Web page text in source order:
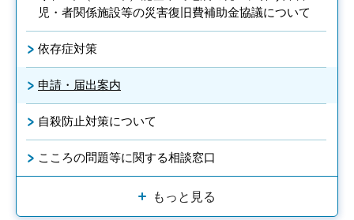
児・者関係施設等の災害復旧費補助金協議について
依存症対策
申請・届出案内
自殺防止対策について
こころの問題等に関する相談窓口
もっと見る